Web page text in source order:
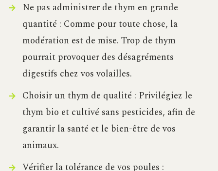
Ne pas administrer de thym en grande
quantité : Comme pour toute chose, la
modération est de mise. Trop de thym
pourrait provoquer des désagréments
digestifs chez vos volailles.
Choisir un thym de qualité : Privilégiez le
thym bio et cultivé sans pesticides, afin de
garantir la santé et le bien-être de vos
animaux.
Vérifier la tolérance de vos poules :